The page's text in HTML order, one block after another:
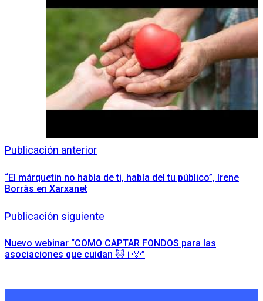
Publicación anterior
“El márquetin no habla de ti, habla del tu público”, Irene
Borràs en Xarxanet
Publicación siguiente
Nuevo webinar “COMO CAPTAR FONDOS para las
asociaciones que cuidan 🐱 i 🐶”